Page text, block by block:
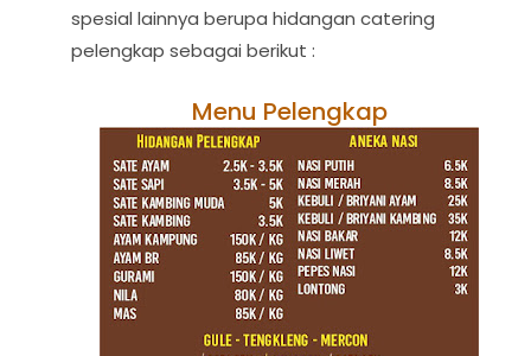
spesial lainnya berupa hidangan catering
pelengkap sebagai berikut :
Menu Pelengkap